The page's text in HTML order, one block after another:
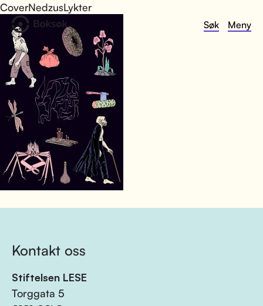
Søk Meny
CoverNedzusLykter
Kontakt oss
Stiftelsen LESE
Torggata 5